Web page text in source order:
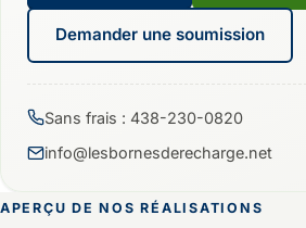
Demander une soumission
Sans frais : 438-230-0820
info@lesbornesderecharge.net
APERÇU DE NOS RÉALISATIONS